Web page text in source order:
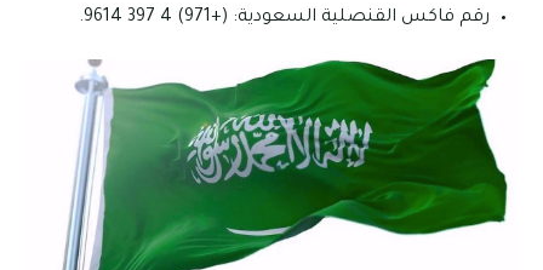
رقم فاكس القنصلية السعودية: (+971) 4 397 9614.